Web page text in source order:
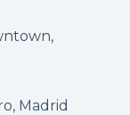
Madrid